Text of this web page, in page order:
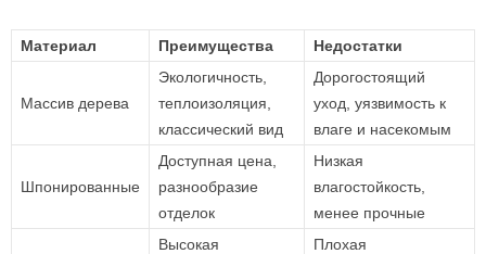
Материал Преимущества Недостатки
Массив дерева
Экологичность,
теплоизоляция,
классический вид
Дорогостоящий
уход, уязвимость к
влаге и насекомым
Шпонированные
Доступная цена,
разнообразие
отделок
Низкая
влагостойкость,
менее прочные
Высокая
Плохая